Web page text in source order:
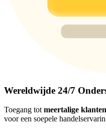
Wereldwijde 24/7
Toegang totmeertalige
voor een soepele